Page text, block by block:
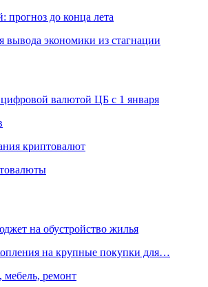
прогноз до конца лета
экономики из стагнации
валютой ЦБ с 1 января
криптовалют
на обустройство жилья
на крупные покупки для…
мебель, ремонт